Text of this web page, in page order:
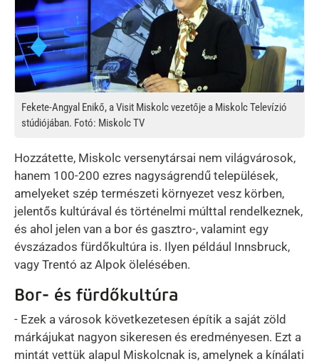
Fekete-Angyal Enikő, a Visit Miskolc vezetője a Miskolc Televízió
stúdiójában. Fotó: Miskolc TV
Hozzátette, Miskolc versenytársai nem világvárosok,
hanem 100-200 ezres nagyságrendű települések,
amelyeket szép természeti környezet vesz körben,
jelentős kultúrával és történelmi múlttal rendelkeznek,
és ahol jelen van a bor és gasztro-, valamint egy
évszázados fürdőkultúra is. Ilyen például Innsbruck,
vagy Trentó az Alpok ölelésében.
Bor- és fürdőkultúra
- Ezek a városok következetesen építik a saját zöld
márkájukat nagyon sikeresen és eredményesen. Ezt a
mintát vettük alapul Miskolcnak is, amelynek a kínálati